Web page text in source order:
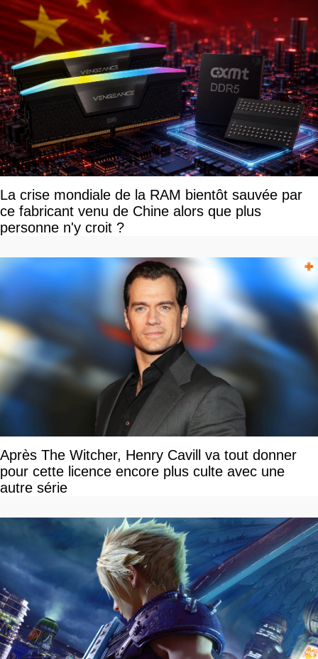
La crise mondiale de la RAM bientôt sauvée par
ce fabricant venu de Chine alors que plus
personne n'y croit ?
Après The Witcher, Henry Cavill va tout donner
pour cette licence encore plus culte avec une
autre série